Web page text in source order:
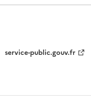
service-public.gouv.fr